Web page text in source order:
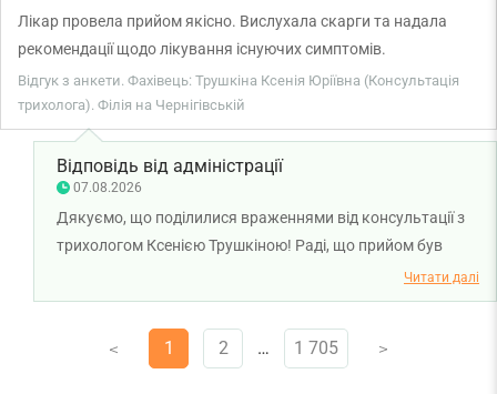
Лікар провела прийом якісно. Вислухала скарги та надала
рекомендації щодо лікування існуючих симптомів.
Відгук з анкети. Фахівець: Трушкіна Ксенія Юріївна (Консультація
трихолога). Філія на Чернігівській
Відповідь від адміністрації
07.08.2026
Дякуємо, що поділилися враженнями від консультації з
трихологом Ксенією Трушкіною! Раді, що прийом був
змістовним і допоміг отримати необхідні рекомендації
щодо подальшого лікування. Бажаємо вам міцного
Читати далі
V 1 2 … 1 705 V